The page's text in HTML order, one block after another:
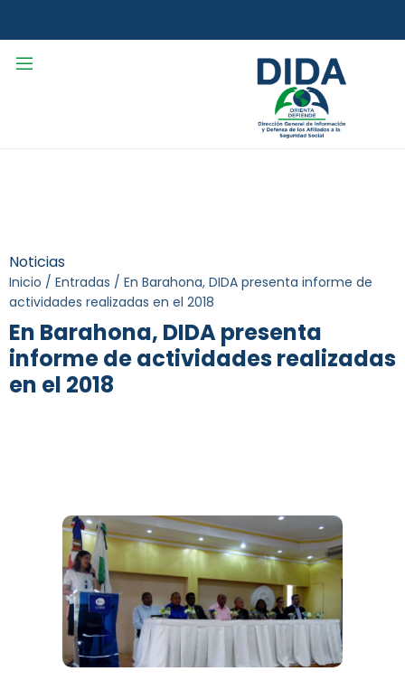
Noticias
Inicio / Entradas / En Barahona, DIDA presenta informe de
actividades realizadas en el 2018
En Barahona, DIDA presenta
informe de actividades realizadas
en el 2018